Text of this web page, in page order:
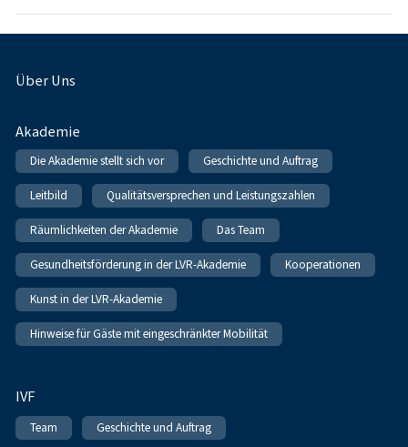
Fußnavigation
Über Uns
Akademie
Die Akademie stellt sich vor Geschichte und Auftrag
Leitbild Qualitätsversprechen und Leistungszahlen
Räumlichkeiten der Akademie Das Team
Gesundheitsförderung in der LVR-Akademie Kooperationen
Kunst in der LVR-Akademie
Hinweise für Gäste mit eingeschränkter Mobilität
IVF
Team Geschichte und Auftrag